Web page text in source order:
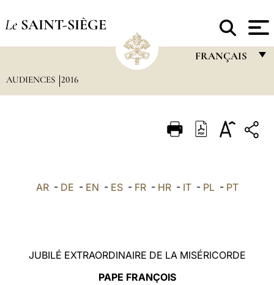
Le SAINT-SIÈGE
FRANÇAIS
ITALIANO
العربيّة
AUDIENCES 2016
AR- DE - EN - ES- FR- HR- IT- PL- PT
JUBILÉ EXTRAORDINAIRE DE LA MISÉRICORDE
PAPE FRANÇOIS